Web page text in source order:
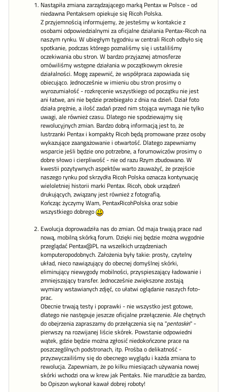
Nastąpiła zmiana zarządzającego marką Pentax w Polsce - od
niedawna Pentaksem opiekuje się Ricoh Polska.
Z przyjemnością informujemy, że jesteśmy w kontakcie z
osobami odpowiedzialnymi za oficjalne działania Pentax-Ricoh na
naszym rynku. W ubiegłym tygodniu w centrali Ricoh odbyło się
spotkanie, podczas którego poznaliśmy się i ustaliliśmy
oczekiwania obu stron. W bardzo przyjaznej atmosferze
omówiliśmy wstępne działania w początkowym okresie
działalności. Mogę zapewnić, że współpraca zapowiada się
obiecująco. Jednocześnie w imieniu obu stron prosimy o
wyrozumiałość - rozkręcenie wszystkiego od początku nie jest
ani łatwe, ani nie będzie przebiegało z dnia na dzień. Dział foto
działa prężnie, a ilość zadań przed nim stojąca wymaga nie tylko
uwagi, ale również czasu. Dlatego nie spodziewajmy się
rewolucyjnych zmian. Bardzo dobrą informacją jest to, że
lustrzanki Pentax i kompakty Ricoh będą promowane przez osoby
wykazujące zaangażowanie i otwartość. Dlatego zapewniamy
wsparcie jeśli będzie ono potrzebne, a forumowiczów prosimy o
dobre słowo i cierpliwość - nie od razu Rzym zbudowano. W
kwestii pozytywnych aspektów warto zauważyć, że przejście
naszego rynku pod skrzydła Ricoh Polska oznacza kontynuację
wieloletniej historii marki Pentax. Ricoh, obok urządzeń
drukujących, związany jest również z fotografią.
Kończąc życzymy Wam, PentaxRicohPolska oraz sobie
wszystkiego dobrego
Ewolucja doprowadziła nas do zmian. Od maja trwają prace nad
nową, mobilną skórką forum. Dzięki niej będzie można wygodnie
przeglądać Pentax@PL na wszelkich urządzeniach
komputeropodobnych. Założenia były takie: prosty, czytelny
układ, nieco nawiązujący do obecnej domyślnej skórki,
eliminujący niewygody mobilności, przyspieszający ładowanie i
zmniejszający transfer. Jednocześnie zwiększone zostają
wymiary wstawianych zdjęć, co ułatwi oglądanie naszych foto-
prac.
Obecnie trwają testy i poprawki - nie wszystko jest gotowe,
dlatego nie następuje jeszcze oficjalne przełączenie. Ale chętnych
do obejrzenia zapraszamy do przełączenia się na "pentaskin" -
pierwszy na rozwijanej liście skórek. Powstanie odpowiedni
wątek, gdzie będzie można zgłosić niedokończone prace na
poszczególnych podstronach, itp. Prośba o delikatność -
przyzwyczailiśmy się do obecnego wyglądu i każda zmiana to
rewolucja. Zapewniam, że po kilku miesiącach używania nowej
skórki wchodzi ona w krew jak Pentaks. Nie marudźcie za bardzo,
bo Opiszon wykonał kawał dobrej roboty!